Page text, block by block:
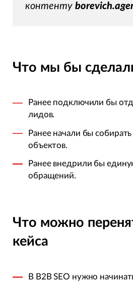
контенту
Что мы бы
Ранее подключили бы
лидов.
Ранее начали бы
объектов.
Ранее внедрили бы
обращений.
Что можно
кейса
В B2B SEO нужно